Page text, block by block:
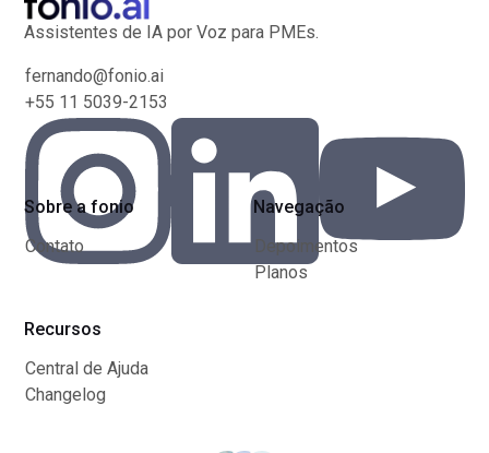
Assistentes de IA por Voz para PMEs.
fernando@fonio.ai
+55 11 5039-2153
Navegação
Depoimentos
Planos
Sobre a fonio
Contato
Recursos
Central de Ajuda
Changelog